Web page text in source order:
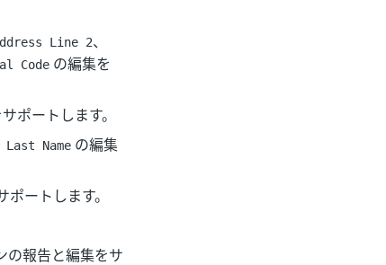
Line 2、
Code の編集を
ポートします。
Last Name の編集
ポートします。
の報告と編集をサ